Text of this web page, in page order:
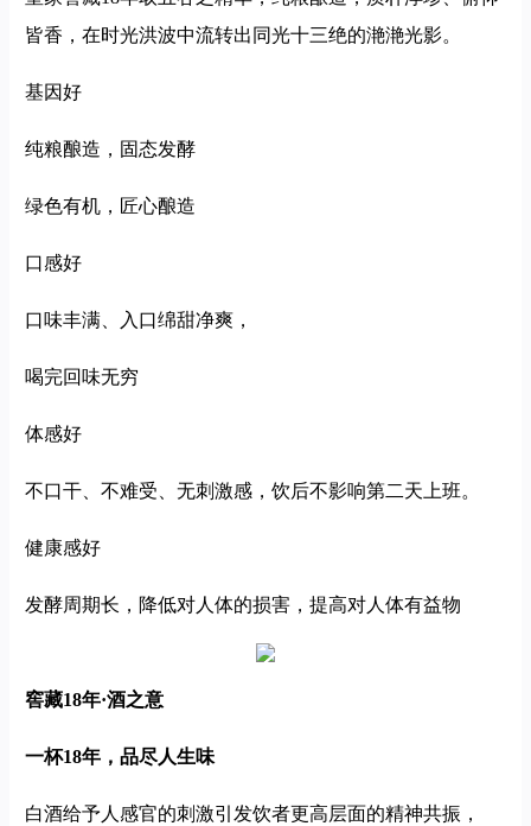
皆香，在时光洪波中流转出同光十三绝的滟滟光影。
基因好
纯粮酿造，固态发酵
绿色有机，匠心酿造
口感好
口味丰满、入口绵甜净爽，
喝完回味无穷
体感好
不口干、不难受、无刺激感，饮后不影响第二天上班。
健康感好
发酵周期长，降低对人体的损害，提高对人体有益物
窖藏18年·酒之意
一杯18年，品尽人生味
白酒给予人感官的刺激引发饮者更高层面的精神共振，